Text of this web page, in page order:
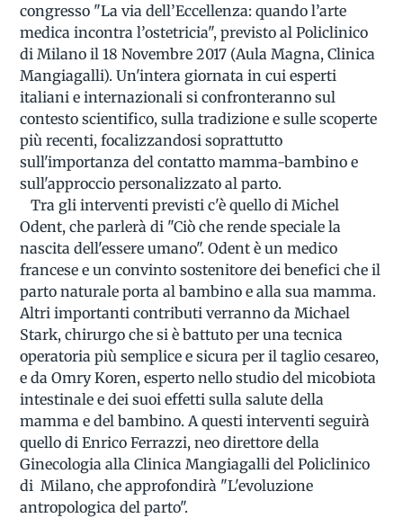
congresso "La via dell’Eccellenza: quando l’arte
medica incontra l’ostetricia", previsto al Policlinico
di Milano il 18 Novembre 2017 (Aula Magna, Clinica
Mangiagalli). Un'intera giornata in cui esperti
italiani e internazionali si confronteranno sul
contesto scientifico, sulla tradizione e sulle scoperte
più recenti, focalizzandosi soprattutto
sull'importanza del contatto mamma-bambino e
sull'approccio personalizzato al parto.
Tra gli interventi previsti c'è quello di Michel
Odent, che parlerà di "Ciò che rende speciale la
nascita dell'essere umano". Odent è un medico
francese e un convinto sostenitore dei benefici che il
parto naturale porta al bambino e alla sua mamma.
Altri importanti contributi verranno da Michael
Stark, chirurgo che si è battuto per una tecnica
operatoria più semplice e sicura per il taglio cesareo,
e da Omry Koren, esperto nello studio del micobiota
intestinale e dei suoi effetti sulla salute della
mamma e del bambino. A questi interventi seguirà
quello di Enrico Ferrazzi, neo direttore della
Ginecologia alla Clinica Mangiagalli del Policlinico
di Milano, che approfondirà "L'evoluzione
antropologica del parto".